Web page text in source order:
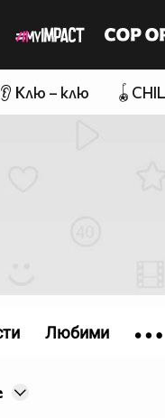
👂 Клю – клю
Любими